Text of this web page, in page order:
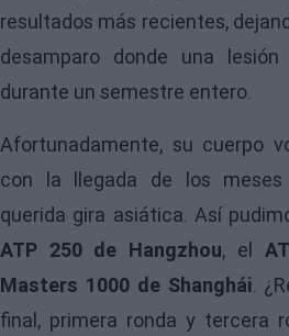
resultados más recientes,
desamparo donde una
durante un semestre entero.
Afortunadamente, su cuerpo
con la llegada de los
querida gira asiática. Así
ATP 250 de Hangzhou, el
Masters 1000 de Shanghái.
final, primera ronda y tercera